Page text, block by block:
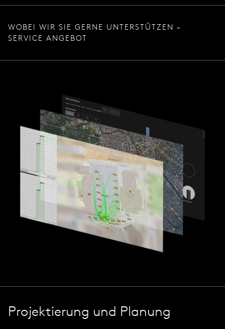
WOBEI WIR SIE GERNE UNTERSTÜTZEN –
SERVICE ANGEBOT
Projektierung und Planung